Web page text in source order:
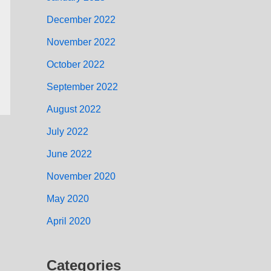
December 2022
November 2022
October 2022
September 2022
August 2022
July 2022
June 2022
November 2020
May 2020
April 2020
Categories